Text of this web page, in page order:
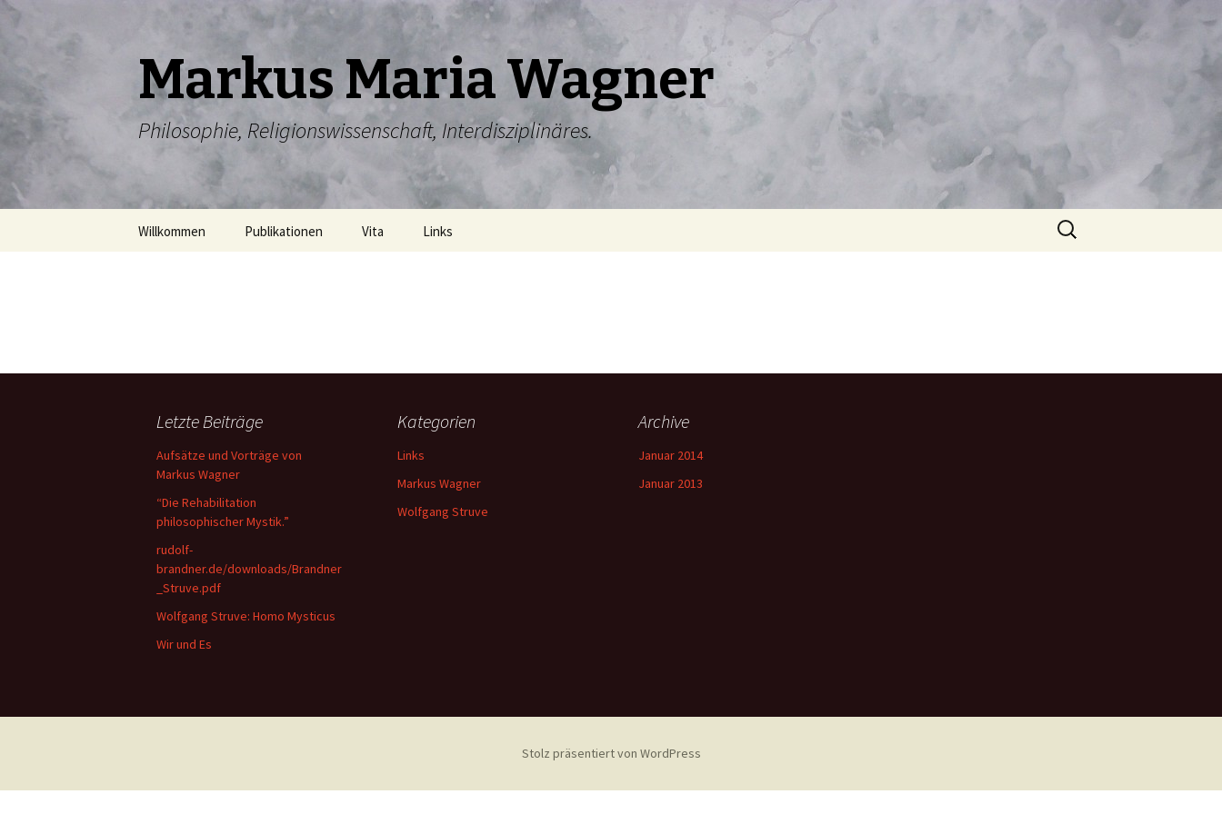
Markus Maria Wagner
Philosophie, Religionswissenschaft, Interdisziplinäres.
Willkommen Publikationen Vita Links
Suche
nach:
Letzte Beiträge
Aufsätze und Vorträge von
Markus Wagner
“Die Rehabilitation
philosophischer Mystik.”
rudolf-
brandner.de/downloads/Brandner
_Struve.pdf
Wolfgang Struve: Homo Mysticus
Wir und Es
Kategorien
Links
Markus Wagner
Wolfgang Struve
Archive
Januar 2014
Januar 2013
Stolz präsentiert von WordPress